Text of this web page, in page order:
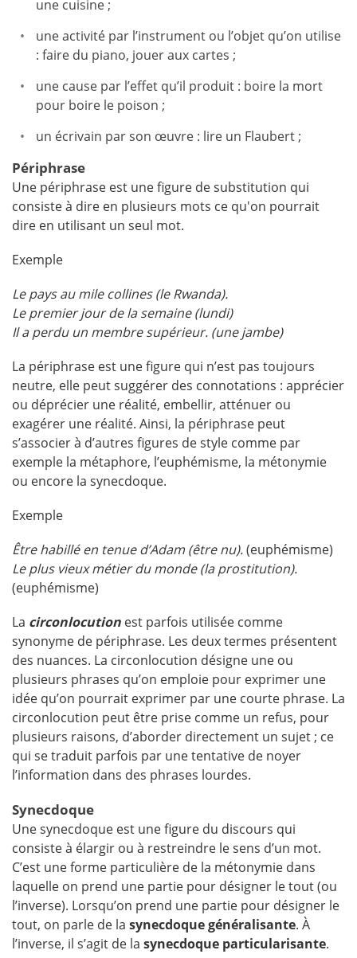
une cuisine ;
une activité par l’instrument ou l’objet qu’on utilise
: faire du piano, jouer aux cartes ;
une cause par l’effet qu’il produit : boire la mort
pour boire le poison ;
un écrivain par son œuvre : lire un Flaubert ;
Périphrase
Une périphrase est une figure de substitution qui
consiste à dire en plusieurs mots ce qu'on pourrait
dire en utilisant un seul mot.
Exemple
Le pays au mile collines (le Rwanda).
Le premier jour de la semaine (lundi)
Il a perdu un membre supérieur. (une jambe)
La périphrase est une figure qui n’est pas toujours
neutre, elle peut suggérer des connotations : apprécier
ou déprécier une réalité, embellir, atténuer ou
exagérer une réalité. Ainsi, la périphrase peut
s’associer à d’autres figures de style comme par
exemple la métaphore, l’euphémisme, la métonymie
ou encore la synecdoque.
Exemple
Être habillé en tenue d’Adam (être nu).(euphémisme)
Le plus vieux métier du monde (la prostitution).
(euphémisme)
La circonlocution est parfois utilisée comme
synonyme de périphrase. Les deux termes présentent
des nuances. La circonlocution désigne une ou
plusieurs phrases qu’on emploie pour exprimer une
idée qu’on pourrait exprimer par une courte phrase. La
circonlocution peut être prise comme un refus, pour
plusieurs raisons, d’aborder directement un sujet ; ce
qui se traduit parfois par une tentative de noyer
l’information dans des phrases lourdes.
Synecdoque
Une synecdoque est une figure du discours qui
consiste à élargir ou à restreindre le sens d’un mot.
C’est une forme particulière de la métonymie dans
laquelle on prend une partie pour désigner le tout (ou
l’inverse). Lorsqu’on prend une partie pour désigner le
tout, on parle de la synecdoque généralisante. À
l’inverse, il s’agit de la synecdoque particularisante.